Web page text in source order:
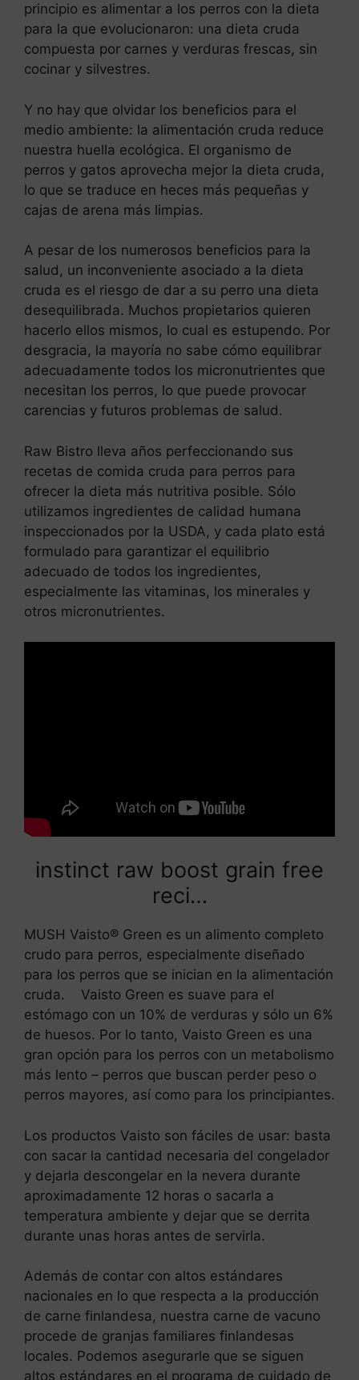
principio es alimentar a los perros con la dieta
para la que evolucionaron: una dieta cruda
compuesta por carnes y verduras frescas, sin
cocinar y silvestres.
Y no hay que olvidar los beneficios para el
medio ambiente: la alimentación cruda reduce
nuestra huella ecológica. El organismo de
perros y gatos aprovecha mejor la dieta cruda,
lo que se traduce en heces más pequeñas y
cajas de arena más limpias.
A pesar de los numerosos beneficios para la
salud, un inconveniente asociado a la dieta
cruda es el riesgo de dar a su perro una dieta
desequilibrada. Muchos propietarios quieren
hacerlo ellos mismos, lo cual es estupendo. Por
desgracia, la mayoría no sabe cómo equilibrar
adecuadamente todos los micronutrientes que
necesitan los perros, lo que puede provocar
carencias y futuros problemas de salud.
Raw Bistro lleva años perfeccionando sus
recetas de comida cruda para perros para
ofrecer la dieta más nutritiva posible. Sólo
utilizamos ingredientes de calidad humana
inspeccionados por la USDA, y cada plato está
formulado para garantizar el equilibrio
adecuado de todos los ingredientes,
especialmente las vitaminas, los minerales y
otros micronutrientes.
instinct raw boost grain free
reci…
MUSH Vaisto® Green es un alimento completo
crudo para perros, especialmente diseñado
para los perros que se inician en la alimentación
cruda. Vaisto Green es suave para el
estómago con un 10% de verduras y sólo un 6%
de huesos. Por lo tanto, Vaisto Green es una
gran opción para los perros con un metabolismo
más lento – perros que buscan perder peso o
perros mayores, así como para los principiantes.
Los productos Vaisto son fáciles de usar: basta
con sacar la cantidad necesaria del congelador
y dejarla descongelar en la nevera durante
aproximadamente 12 horas o sacarla a
temperatura ambiente y dejar que se derrita
durante unas horas antes de servirla.
Además de contar con altos estándares
nacionales en lo que respecta a la producción
de carne finlandesa, nuestra carne de vacuno
procede de granjas familiares finlandesas
locales. Podemos asegurarle que se siguen
altos estándares en el programa de cuidado de